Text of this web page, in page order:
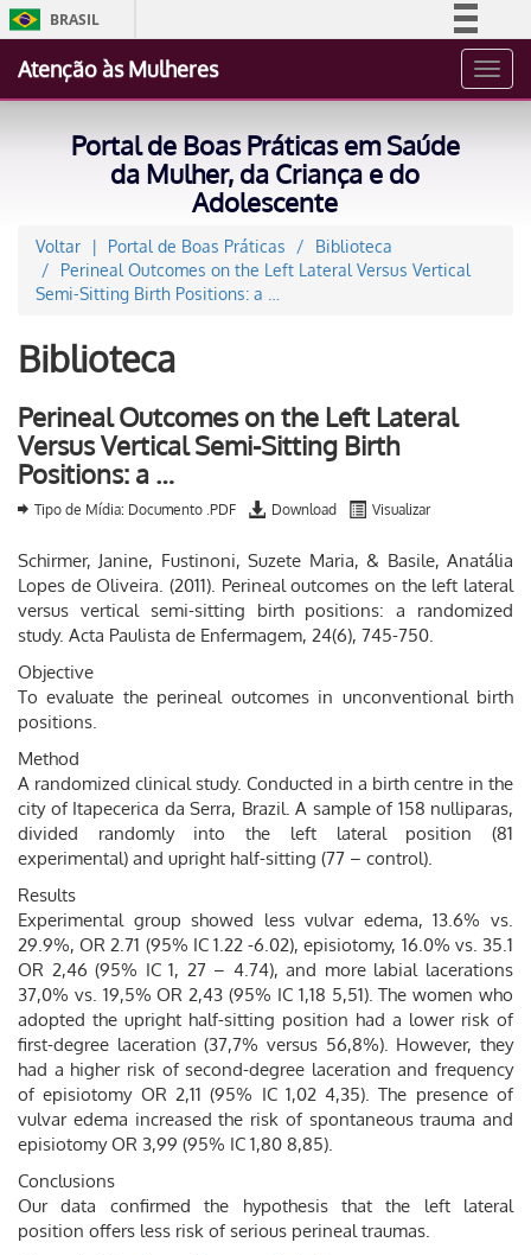
BRASIL
Acesso à informação
Atenção às Mulheres
Portal de Boas Práticas em Saúde
da Mulher, da Criança e do
Adolescente
Voltar Portal de Boas Práticas
Biblioteca
Perineal Outcomes on the Left Lateral Versus Vertical
Semi-Sitting Birth Positions: a …
Biblioteca
Perineal Outcomes on the Left Lateral
Versus Vertical Semi-Sitting Birth
Positions: a …
Tipo de Mídia: Documento .PDF Download Visualizar
Schirmer, Janine, Fustinoni, Suzete Maria, & Basile, Anatália
Lopes de Oliveira. (2011). Perineal outcomes on the left lateral
versus vertical semi-sitting birth positions: a randomized
study. Acta Paulista de Enfermagem, 24(6), 745-750.
Objective
To evaluate the perineal outcomes in unconventional birth
positions.
Method
A randomized clinical study. Conducted in a birth centre in the
city of Itapecerica da Serra, Brazil. A sample of 158 nulliparas,
divided randomly into the left lateral position (81
experimental) and upright half-sitting (77 – control).
Results
Experimental group showed less vulvar edema, 13.6% vs.
29.9%, OR 2.71 (95% IC 1.22 -6.02), episiotomy, 16.0% vs. 35.1
OR 2,46 (95% IC 1, 27 – 4.74), and more labial lacerations
37,0% vs. 19,5% OR 2,43 (95% IC 1,18 5,51). The women who
adopted the upright half-sitting position had a lower risk of
first-degree laceration (37,7% versus 56,8%). However, they
had a higher risk of second-degree laceration and frequency
of episiotomy OR 2,11 (95% IC 1,02 4,35). The presence of
vulvar edema increased the risk of spontaneous trauma and
episiotomy OR 3,99 (95% IC 1,80 8,85).
Conclusions
Our data confirmed the hypothesis that the left lateral
position offers less risk of serious perineal traumas.